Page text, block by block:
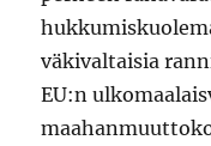
väkivaltaisia
EU:n